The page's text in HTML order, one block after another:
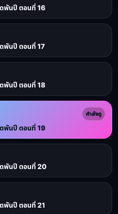
พันปี ตอนที่ 16
พันปี ตอนที่ 17
พันปี ตอนที่ 18
กำลังดู
พันปี ตอนที่ 19
ดพันปี ตอนที่ 20
พันปี ตอนที่ 21